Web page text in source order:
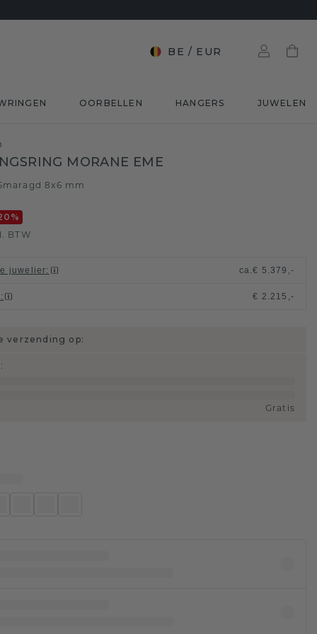
BE / EUR
OORBELLEN HANGERS JUWELEN
MORANE EME
8x6 mm
%
BTW
juwelier: ca.€ 5.379,-
: € 2.215,-
verzending op:
:
Gratis